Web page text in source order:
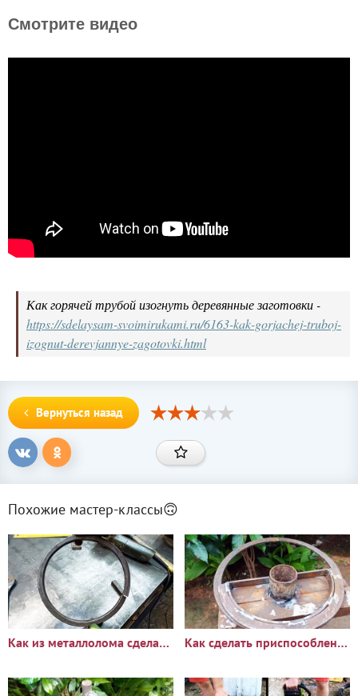
Смотрите видео
Как горячей трубой изогнуть деревянные заготовки -
https://sdelaysam-svoimirukami.ru/6163-kak-gorjachej-truboj-
izognut-derevjannye-zagotovki.html
Вернуться назад
Похожие мастер-классы🙃
Как из металлолома сделать простое приспособление для быстрой Как сделать приспособление для гибки стальной полосы в круг на